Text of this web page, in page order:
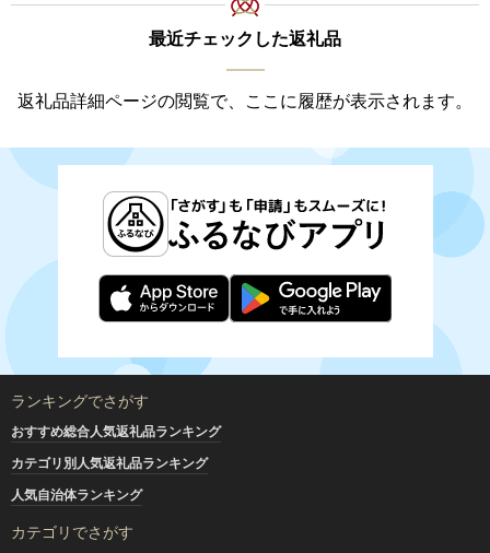
最近チェックした返礼品
返礼品詳細ページの閲覧で、ここに履歴が表示されます。
ランキングでさがす
おすすめ総合人気返礼品ランキング
カテゴリ別人気返礼品ランキング
人気自治体ランキング
カテゴリでさがす